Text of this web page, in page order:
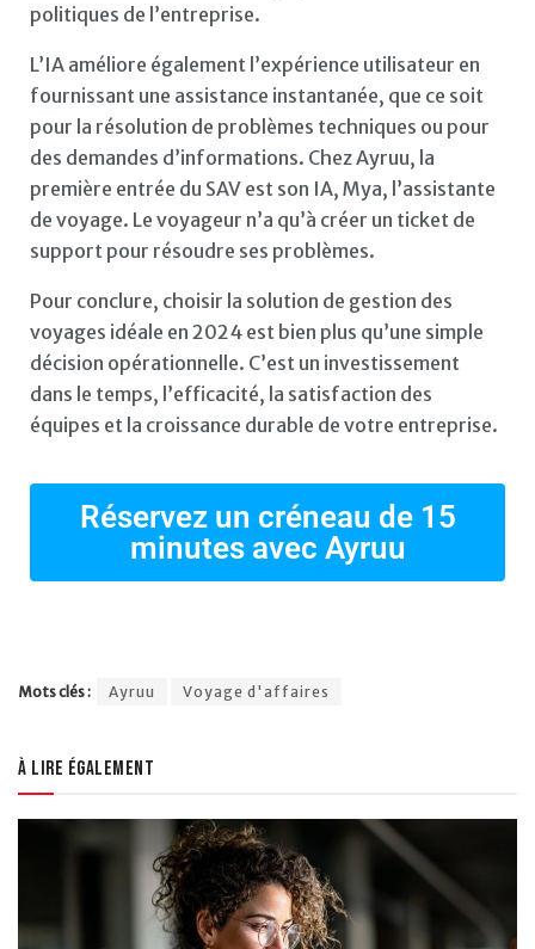
politiques de l’entreprise.
L’IA améliore également l’expérience utilisateur en
fournissant une assistance instantanée, que ce soit
pour la résolution de problèmes techniques ou pour
des demandes d’informations. Chez Ayruu, la
première entrée du SAV est son IA, Mya, l’assistante
de voyage. Le voyageur n’a qu’à créer un ticket de
support pour résoudre ses problèmes.
Pour conclure, choisir la solution de gestion des
voyages idéale en 2024 est bien plus qu’une simple
décision opérationnelle. C’est un investissement
dans le temps, l’efficacité, la satisfaction des
équipes et la croissance durable de votre entreprise.
Réservez un créneau de 15
minutes avec Ayruu
Mots clés : Ayruu Voyage d'affaires
À lire également